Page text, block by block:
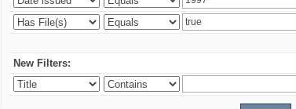
New Filters: